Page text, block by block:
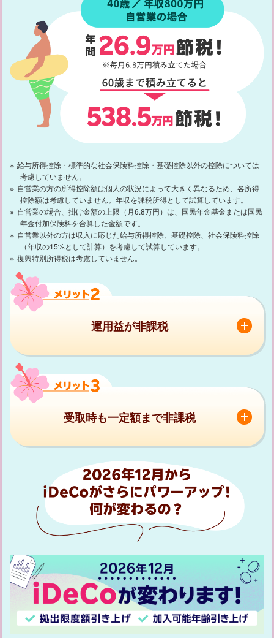
給与所得控除・標準的な社会保険料控除・基礎控除以外の控除については
考慮していません。
自営業の方の所得控除額は個人の状況によって大きく異なるため、各所得
控除額は考慮していません。年収を課税所得として試算しています。
自営業の場合、掛け金額の上限（月6.8万円）は、国民年金基金または国民
年金付加保険料を合算した金額です。
自営業以外の方は収入に応じた給与所得控除、基礎控除、社会保険料控除
（年収の15%として計算）を考慮して試算しています。
復興特別所得税は考慮していません。
運用益が非課税
受取時も一定額まで非課税